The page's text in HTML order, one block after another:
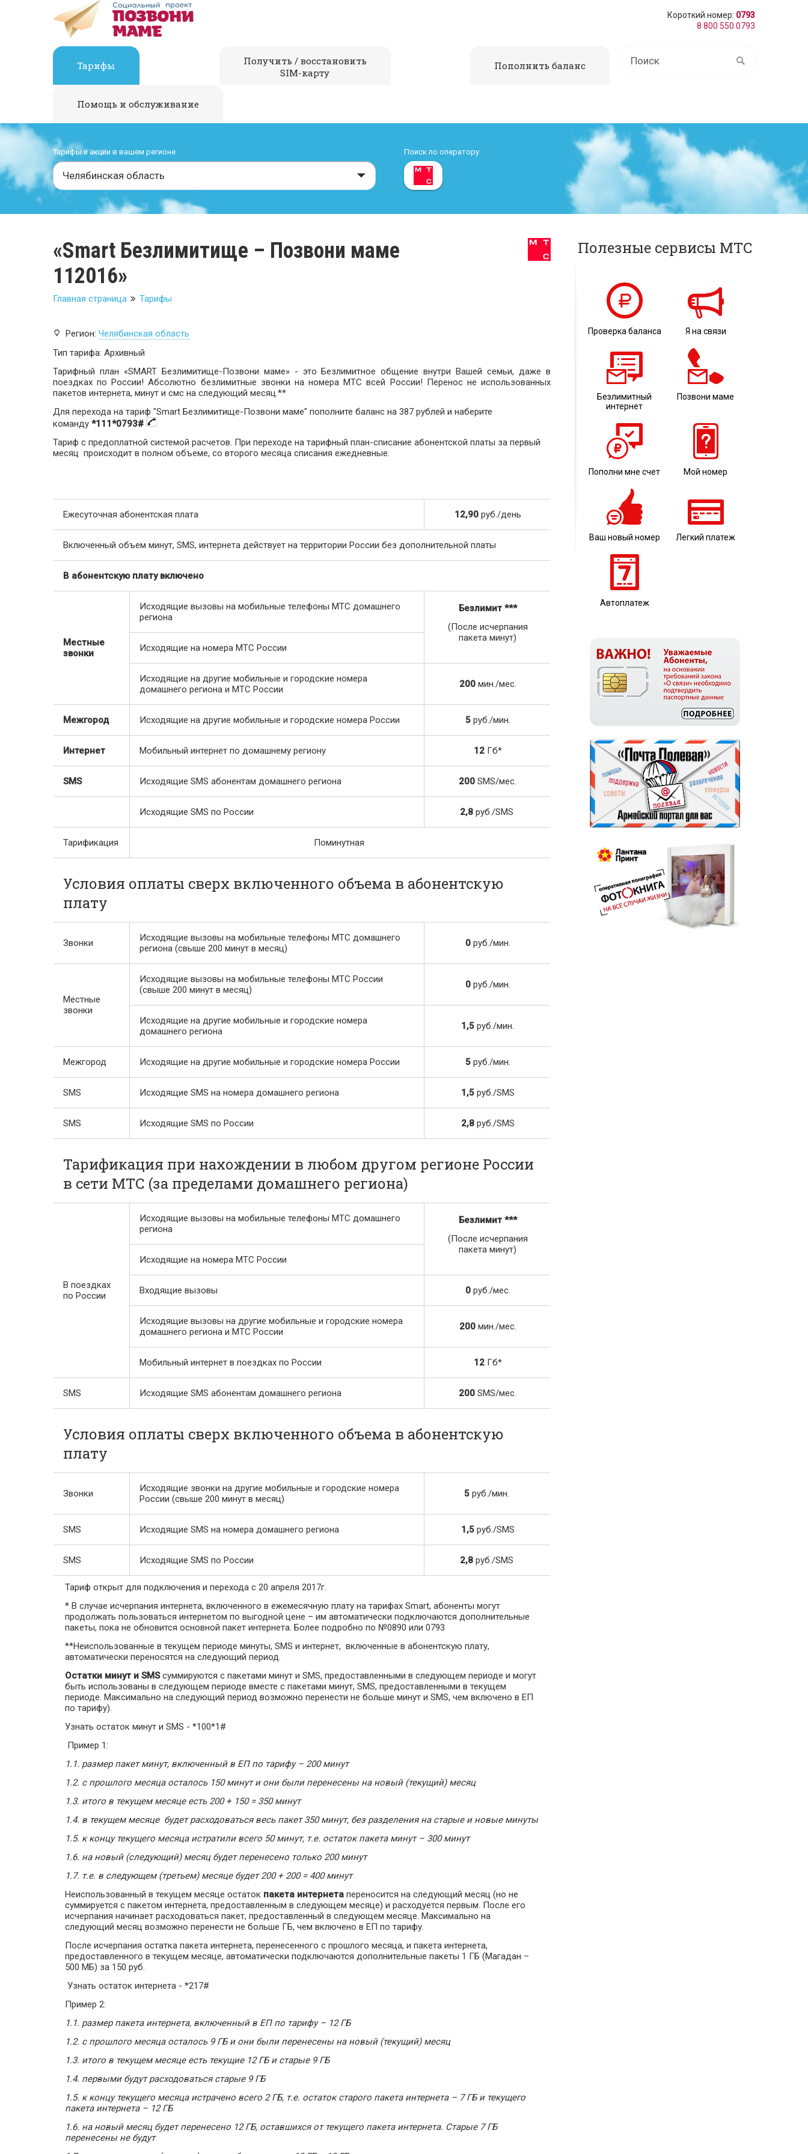
Короткий номер: 0793
8 800 550 0793
Тарифы
Получить / восстановить
SIM-карту
Пополнить баланс
Помощь и обслуживание
Тарифы и акции в вашем регионе
Челябинская область
Поиск по оператору
«Smart Безлимитище – Позвони маме
112016»
Главная страница Тарифы
Регион: Челябинская область
Тип тарифа: Архивный
Тарифный план «SMART Безлимитище-Позвони маме» - это Безлимитное общение внутри Вашей семьи, даже в
поездках по России! Абсолютно безлимитные звонки на номера МТС всей России! Перенос не использованных
пакетов интернета, минут и смс на следующий месяц.**
Для перехода на тариф "Smart Безлимитище-Позвони маме" пополните баланс на 387 рублей и наберите
команду *111*0793#
Тариф с предоплатной системой расчетов. При переходе на тарифный план-списание абонентской платы за первый
месяц происходит в полном объеме, со второго месяца списания ежедневные.
Ежесуточная абонентская плата 12,90руб./день
Включенный объем минут, SMS, интернета действует на территории России без дополнительной платы
В абонентскую плату включено
Местные
звонки
Исходящие вызовы на мобильные телефоны МТС домашнего
региона
Безлимит***
(После исчерпания
пакета минут)
Исходящие на номера МТС России
Исходящие на другие мобильные и городские номера
домашнего региона и МТС России
200мин./мес.
Межгород Исходящие на другие мобильные и городские номера России 5руб./мин.
Интернет Мобильный интернет по домашнему региону 12 Гб*
SMS Исходящие SMS абонентам домашнего региона 200 SMS/мес.
Исходящие SMS по России 2,8руб./SMS
Тарификация Поминутная
Условия оплаты сверх включенного объема в абонентскую
плату
Звонки
Исходящие вызовы на мобильные телефоны МТС домашнего
региона (свыше 200 минут в месяц)
0руб./мин.
Местные
звонки
Исходящие вызовы на мобильные телефоны МТС России
(свыше 200 минут в месяц)
0руб./мин.
Исходящие на другие мобильные и городские номера
домашнего региона
1,5 руб./мин.
Межгород Исходящие на другие мобильные и городские номера России 5руб./мин.
SMS Исходящие SMS на номера домашнего региона 1,5руб./SMS
SMS Исходящие SMS по России 2,8руб./SMS
Тарификация при нахождении в любом другом регионе России
в сети МТС (за пределами домашнего региона)
В поездках
по России
Исходящие вызовы на мобильные телефоны МТС домашнего
региона
Безлимит***
(После исчерпания
пакета минут)
Исходящие на номера МТС России
Входящие вызовы 0руб./мес.
Исходящие вызовы на другие мобильные и городские номера
домашнего региона и МТС России
200мин./мес.
Мобильный интернет в поездках по России 12 Гб*
SMS Исходящие SMS абонентам домашнего региона 200 SMS/мес.
Условия оплаты сверх включенного объема в абонентскую
плату
Звонки
Исходящие звонки на другие мобильные и городские номера
России (свыше 200 минут в месяц)
5руб./мин.
SMS Исходящие SMS на номера домашнего региона 1,5руб./SMS
SMS Исходящие SMS по России 2,8руб./SMS
Тариф открыт для подключения и перехода с 20 апреля 2017г.
* В случае исчерпания интернета, включенного в ежемесячную плату на тарифах Smart, абоненты могут
продолжать пользоваться интернетом по выгодной цене – им автоматически подключаются дополнительные
пакеты, пока не обновится основной пакет интернета. Более подробно по №0890 или 0793
**Неиспользованные в текущем периоде минуты, SMS и интернет, включенные в абонентскую плату,
автоматически переносятся на следующий период.
Остатки минут и SMSсуммируются с пакетами минут и SMS, предоставленными в следующем периоде и могут
быть использованы в следующем периоде вместе с пакетами минут, SMS, предоставленными в текущем
периоде. Максимально на следующий период возможно перенести не больше минут и SMS, чем включено в ЕП
по тарифу).
Узнать остаток минут и SMS - *100*1#
Пример 1:
1.1. размер пакет минут, включенный в ЕП по тарифу – 200 минут
1.2. с прошлого месяца осталось 150 минут и они были перенесены на новый (текущий) месяц
1.3. итого в текущем месяце есть 200 + 150 = 350 минут
1.4. в текущем месяце будет расходоваться весь пакет 350 минут, без разделения на старые и новые минуты
1.5. к концу текущего месяца истратили всего 50 минут, т.е. остаток пакета минут – 300 минут
1.6. на новый (следующий) месяц будет перенесено только 200 минут
1.7. т.е. в следующем (третьем) месяце будет 200 + 200 = 400 минут
Неиспользованный в текущем месяце остаток пакета интернета переносится на следующий месяц (но не
суммируется с пакетом интернета, предоставленным в следующем месяце) и расходуется первым. После его
исчерпания начинает расходоваться пакет, предоставленный в следующем месяце. Максимально на
следующий месяц возможно перенести не больше ГБ, чем включено в ЕП по тарифу.
После исчерпания остатка пакета интернета, перенесенного с прошлого месяца, и пакета интернета,
предоставленного в текущем месяце, автоматически подключаются дополнительные пакеты 1 ГБ (Магадан –
500 МБ) за 150 руб.
Узнать остаток интернета - *217#
Пример 2:
1.1. размер пакета интернета, включенный в ЕП по тарифу – 12 ГБ
1.2. с прошлого месяца осталось 9 ГБ и они были перенесены на новый (текущий) месяц
1.3. итого в текущем месяце есть текущие 12 ГБ и старые 9 ГБ
1.4. первыми будут расходоваться старые 9 ГБ
1.5. к концу текущего месяца истрачено всего 2 ГБ, т.е. остаток старого пакета интернета – 7 ГБ и текущего
пакета интернета – 12 ГБ
1.6. на новый месяц будет перенесено 12 ГБ, оставшихся от текущего пакета интернета. Старые 7 ГБ
перенесены не будут
Полезные сервисы МТС
Проверка баланса Я на связи
Безлимитный
интернет
Позвони маме
Пополни мне счет Мой номер
Ваш новый номер Легкий платеж
Автоплатеж